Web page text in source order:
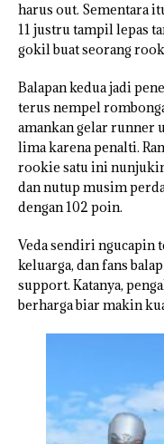
harus out. Sementara
11 justru tampil lepas
gokil buat seorang
Balapan kedua jadi
terus nempel
amankan gelar runner
lima karena penalti.
rookie satu ini
dan nutup musim
dengan 102 poin.
Veda sendiri ngucapin
keluarga, dan fans
support. Katanya,
berharga biar makin